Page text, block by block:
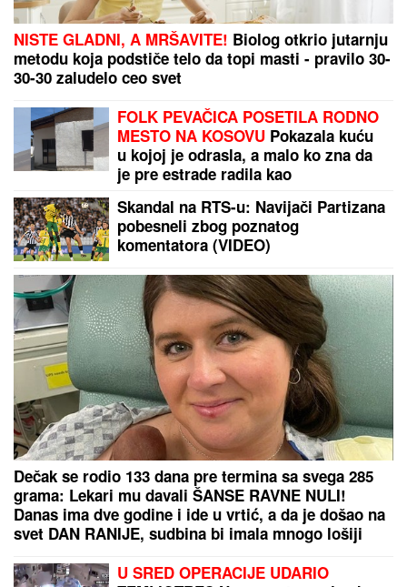
ChatGPT će biti potpuno besplatan: Evo šta treba da
uradite da dobijete neograničeni pristup
MILICA NAMAMILA PEKARA (73) ZBOG INTIMNIH
ODNOSA, PA GA ZVERSKI MUČILA DO SMRTI!
Otkrivamo detalje ubistva na Karaburmi koji LEDE
KRV: Izdahnuo u najgorim mukama dok su ga
osumnjičeni pljačkali
na putovanjima sa Aleksejem Bjelogrlićem, a nekada